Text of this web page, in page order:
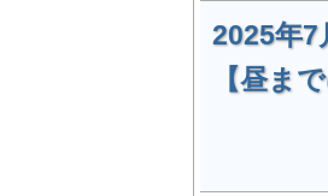
2025年7
【昼ま